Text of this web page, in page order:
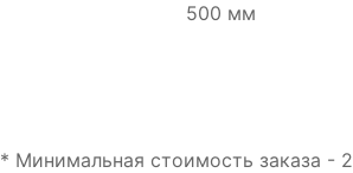
500 мм
* Минимальная стоимость заказа -